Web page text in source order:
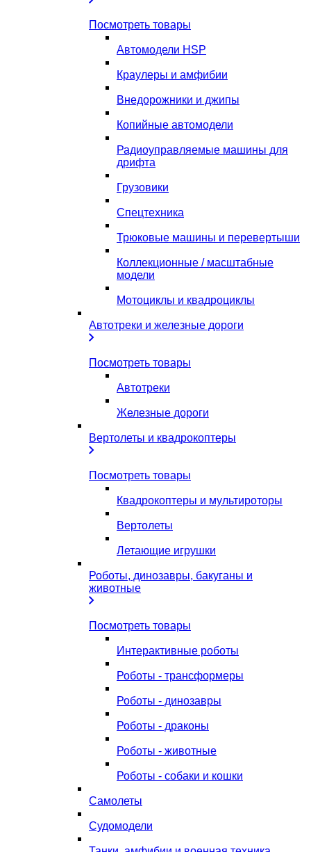
Посмотреть товары
Автомодели HSP
Краулеры и амфибии
Внедорожники и джипы
Копийные автомодели
Радиоуправляемые машины для
дрифта
Грузовики
Спецтехника
Трюковые машины и перевертыши
Коллекционные / масштабные
модели
Мотоциклы и квадроциклы
Автотреки и железные дороги
Посмотреть товары
Автотреки
Железные дороги
Вертолеты и квадрокоптеры
Посмотреть товары
Квадрокоптеры и мультироторы
Вертолеты
Летающие игрушки
Роботы, динозавры, бакуганы и
животные
Посмотреть товары
Интерактивные роботы
Роботы - трансформеры
Роботы - динозавры
Роботы - драконы
Роботы - животные
Роботы - собаки и кошки
Самолеты
Судомодели